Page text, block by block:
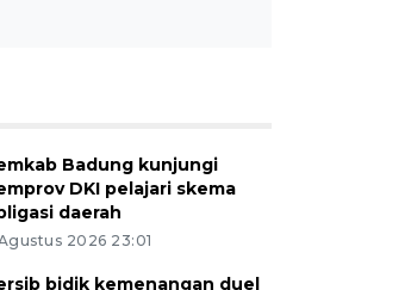
Badung kunjungi
DKI pelajari skema
daerah
2026 23:01
bidik kemenangan duel